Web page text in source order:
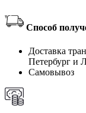
Способ
Доставка
Петербург и
Самовывоз